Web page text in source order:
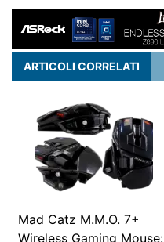
ARTICOLI CORRELATI
Mad Catz M.M.O. 7+
Wireless Gaming Mouse: